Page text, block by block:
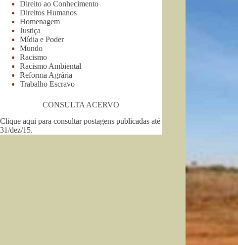
Direito ao Conhecimento
Direitos Humanos
Homenagem
Justiça
Mídia e Poder
Mundo
Racismo
Racismo Ambiental
Reforma Agrária
Trabalho Escravo
CONSULTA ACERVO
Clique aqui para consultar postagens publicadas até
31/dez/15.